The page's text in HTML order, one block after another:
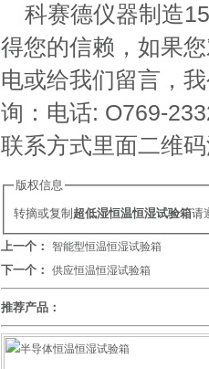
科赛德仪器制造
得您的信赖，如果
电或给我们留言，
询：电话: O769-
联系方式里面二维
版权信息
转摘或复制超低湿恒温恒湿试验箱请
上一个： 智能型恒温恒湿试验箱
下一个： 供应恒温恒湿试验箱
推荐产品：